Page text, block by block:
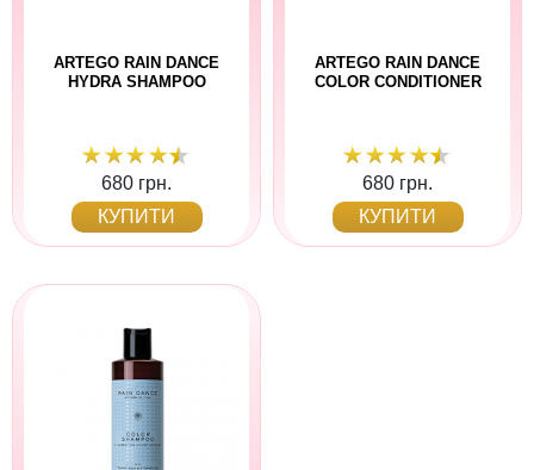
ARTEGO RAIN DANCE
HYDRA SHAMPOO
680 грн.
КУПИТИ
ARTEGO RAIN DANCE
COLOR CONDITIONER
680 грн.
КУПИТИ